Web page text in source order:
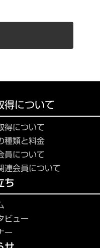
得について
得について
種類と料金
員について
連会員について
ち
ビュー
ー